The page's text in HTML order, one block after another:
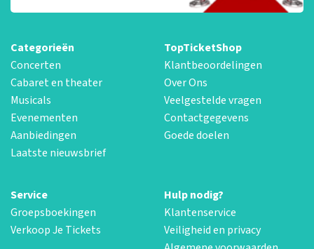
Categorieën
Concerten
Cabaret en theater
Musicals
Evenementen
Aanbiedingen
Laatste nieuwsbrief
TopTicketShop
Klantbeoordelingen
Over Ons
Veelgestelde vragen
Contactgegevens
Goede doelen
Service
Groepsboekingen
Verkoop Je Tickets
Hulp nodig?
Klantenservice
Veiligheid en privacy